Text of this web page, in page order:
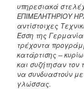
υπηρεσιακά
ΕΠΙΜΕΛΗΤΗΡΙΟΥ
αντίστοιχες
Έσση της
τρέχοντα
κατάρτισης –
και συζήτησαν τον
να συνδυαστούν
γλώσσας.